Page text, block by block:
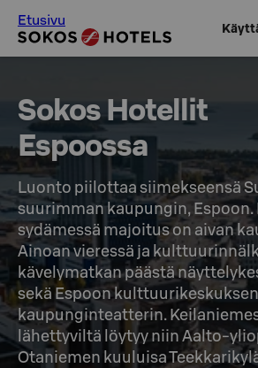
Etusivu
Sokos Hotellit
Espoossa
Luonto piilottaa siimekseensä
suurimman kaupungin, Espoon.
sydämessä majoitus on aivan
Ainoan vieressä ja
kävelymatkan päästä
sekä Espoon
kaupunginteatterin.
lähettyviltä löytyy niin Aalto-
Otaniemen kuuluisa